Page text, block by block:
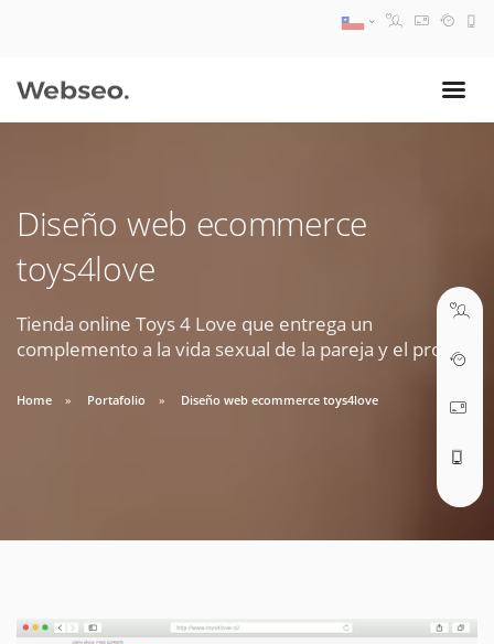
Diseño web ecommerce
toys4love
Tienda online Toys 4 Love que entrega un
complemento a la vida sexual de la pareja y el propio.
Home Portafolio Diseño web ecommerce toys4love
09:30 AM A 18:30 PM
soporte@webseo.cl